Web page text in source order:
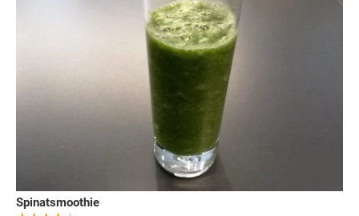
Spinatsmoothie